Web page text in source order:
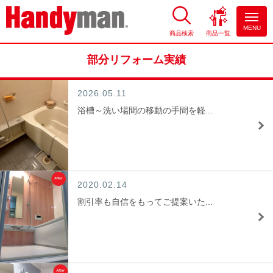
お風呂やキッチンのリフォーム
商品検索 商品一覧
MENU
部分リフォーム実績
2026.05.11
浴槽～洗い場間の移動の手間を軽...
2020.02.14
割引率も自信をもってご提案いた...